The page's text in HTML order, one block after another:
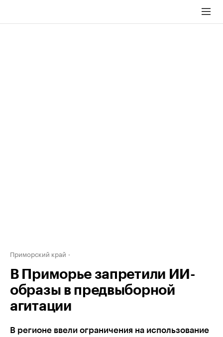
Приморский край
В Приморье запретили ИИ-
образы в предвыборной
агитации
В регионе ввели ограничения на использование